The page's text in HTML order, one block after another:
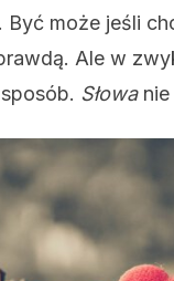
Być może jeśli
Ale w
Słowanie